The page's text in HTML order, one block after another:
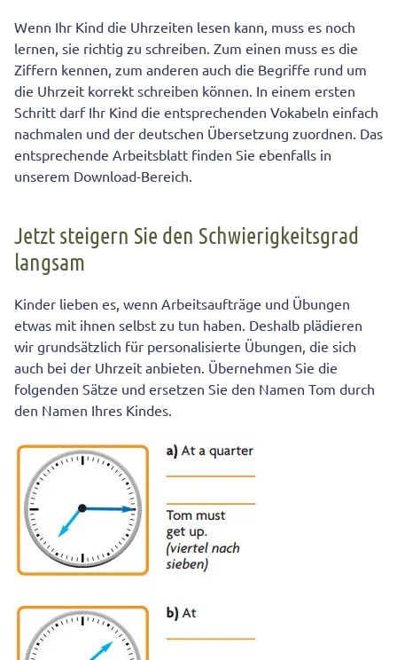
Wenn Ihr Kind die Uhrzeiten lesen kann, muss es noch
lernen, sie richtig zu schreiben. Zum einen muss es die
Ziffern kennen, zum anderen auch die Begriffe rund um
die Uhrzeit korrekt schreiben können. In einem ersten
Schritt darf Ihr Kind die entsprechenden Vokabeln einfach
nachmalen und der deutschen Übersetzung zuordnen. Das
entsprechende Arbeitsblatt finden Sie ebenfalls in
unserem Download-Bereich.
Jetzt steigern Sie den Schwierigkeitsgrad
langsam
Kinder lieben es, wenn Arbeitsaufträge und Übungen
etwas mit ihnen selbst zu tun haben. Deshalb plädieren
wir grundsätzlich für personalisierte Übungen, die sich
auch bei der Uhrzeit anbieten. Übernehmen Sie die
folgenden Sätze und ersetzen Sie den Namen Tom durch
den Namen Ihres Kindes.